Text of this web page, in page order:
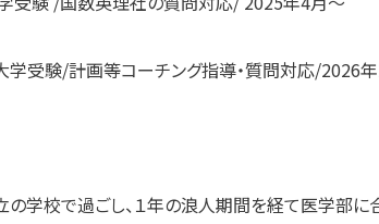
学受験/計画等コーチング指導・質問対応/2026
学校で過ごし、１年の浪人期間を経て医学部に